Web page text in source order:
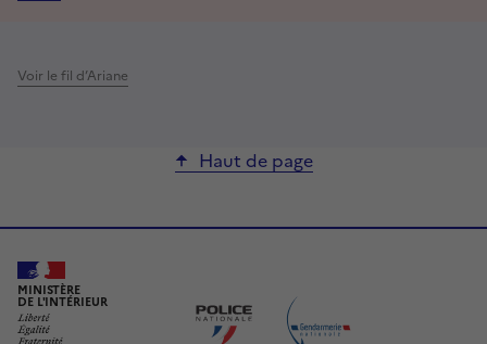
Voir le fil d’Ariane
Haut de page
MINISTÈRE
DE L'INTÉRIEUR